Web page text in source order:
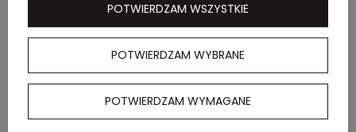
(kg)
dużym
zbiorczym
POTWIERDZAM WYBRANE
POTWIERDZAM WYMAGANE
POTWIERDZAM WSZYSTKIE